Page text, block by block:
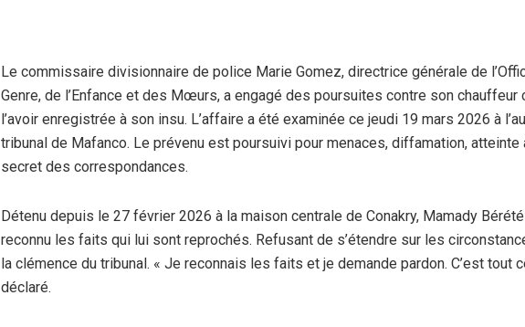
Le commissaire divisionnaire de police Marie Gomez, directrice générale de
Genre, de l’Enfance et des Mœurs, a engagé des poursuites contre son chauffeur
l’avoir enregistrée à son insu. L’affaire a été examinée ce jeudi 19 mars 2026 à
tribunal de Mafanco. Le prévenu est poursuivi pour menaces, diffamation,
secret des correspondances.
Détenu depuis le 27 février 2026 à la maison centrale de Conakry, Mamady
reconnu les faits qui lui sont reprochés. Refusant de s’étendre sur les
la clémence du tribunal. « Je reconnais les faits et je demande pardon. C’est tout
déclaré.